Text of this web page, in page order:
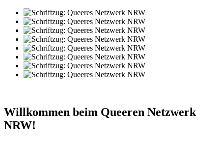
Willkommen beim Queeren Netzwerk
NRW!